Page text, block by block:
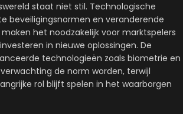
staat niet stil. Technologische
beveiligingsnormen en veranderende
het noodzakelijk voor marktspelers
in nieuwe oplossingen. De
technologieën zoals biometrie en
de norm worden, terwijl
rol blijft spelen in het waarborgen